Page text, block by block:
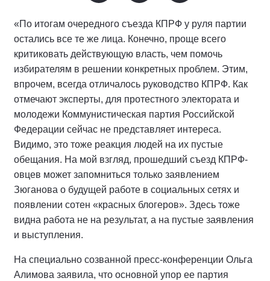
«По итогам очередного съезда КПРФ у руля партии
остались все те же лица. Конечно, проще всего
критиковать действующую власть, чем помочь
избирателям в решении конкретных проблем. Этим,
впрочем, всегда отличалось руководство КПРФ. Как
отмечают эксперты, для протестного электората и
молодежи Коммунистическая партия Российской
Федерации сейчас не представляет интереса.
Видимо, это тоже реакция людей на их пустые
обещания. На мой взгляд, прошедший съезд КПРФ-
овцев может запомниться только заявлением
Зюганова о будущей работе в социальных сетях и
появлении сотен «красных блогеров». Здесь тоже
видна работа не на результат, а на пустые заявления
и выступления.
На специально созванной пресс-конференции Ольга
Алимова заявила, что основной упор ее партия